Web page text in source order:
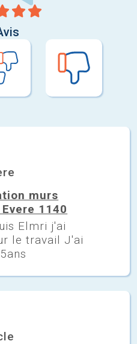
murs
1140
Elmri j'ai
le travail J'ai